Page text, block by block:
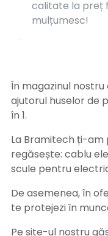
calitate la preț
mulțumesc!
În magazinul
ajutorul huselor de
în 1.
La Bramitech ți-am
regăsește: cablu
scule pentru
De asemenea, în
te protejezi în
Pe site-ul nostru